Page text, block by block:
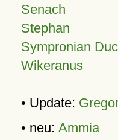
Senach
Stephan
Sympronian
Wikeranus
• Update:
• neu: Ammia